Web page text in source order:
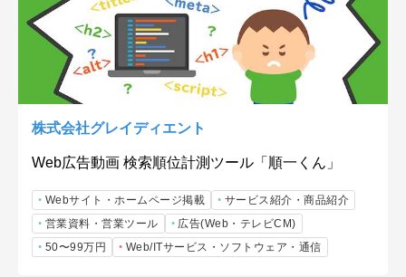
株式会社グレイディエント
Web広告動画 検索順位計測ツール「順一くん」
Webサイト・ホームページ掲載
サービス紹介・商品紹介
営業資料・営業ツール
広告(Web・テレビCM)
50〜99万円
Web/ITサービス・ソフトウェア・通信